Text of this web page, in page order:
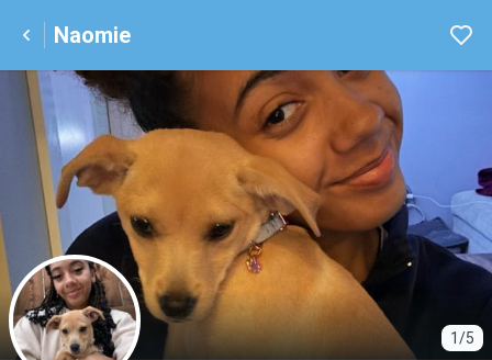
Naomie
1/5
N